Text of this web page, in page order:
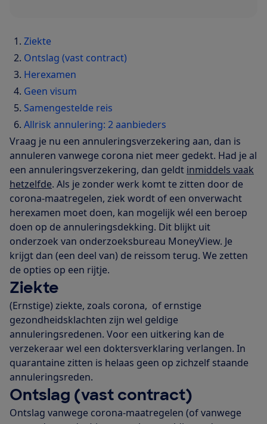
Ziekte
Ontslag (vast contract)
Herexamen
Geen visum
Samengestelde reis
Allrisk annulering: 2 aanbieders
Vraag je nu een annuleringsverzekering aan, dan is
annuleren vanwege corona niet meer gedekt. Had je al
een annuleringsverzekering, dan geldt inmiddels vaak
hetzelfde. Als je zonder werk komt te zitten door de
corona-maatregelen, ziek wordt of een onverwacht
herexamen moet doen, kan mogelijk wél een beroep
doen op de annuleringsdekking. Dit blijkt uit
onderzoek van onderzoeksbureau MoneyView. Je
krijgt dan (een deel van) de reissom terug. We zetten
de opties op een rijtje.
Ziekte
(Ernstige) ziekte, zoals corona, of ernstige
gezondheidsklachten zijn wel geldige
annuleringsredenen. Voor een uitkering kan de
verzekeraar wel een doktersverklaring verlangen. In
quarantaine zitten is helaas geen op zichzelf staande
annuleringsreden.
Ontslag (vast contract)
Ontslag vanwege corona-maatregelen (of vanwege